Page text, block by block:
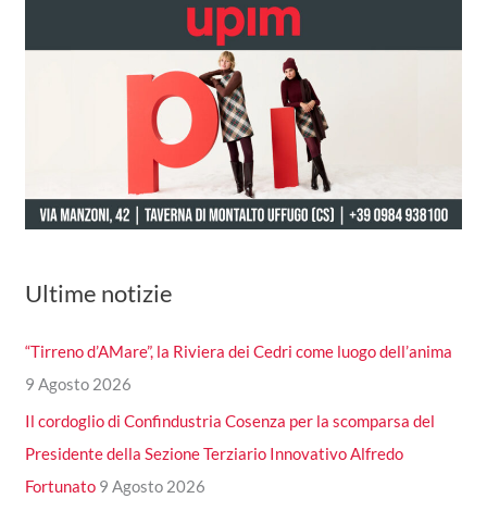
Ultime notizie
“Tirreno d’AMare”, la Riviera dei Cedri come luogo dell’anima
9 Agosto 2026
Il cordoglio di Confindustria Cosenza per la scomparsa del
Presidente della Sezione Terziario Innovativo Alfredo
Fortunato 9 Agosto 2026